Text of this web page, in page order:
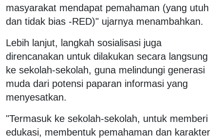
masyarakat mendapat pemahaman (yang utuh
dan tidak bias -RED)" ujarnya menambahkan.
Lebih lanjut, langkah sosialisasi juga
direncanakan untuk dilakukan secara langsung
ke sekolah-sekolah, guna melindungi generasi
muda dari potensi paparan informasi yang
menyesatkan.
"Termasuk ke sekolah-sekolah, untuk memberi
edukasi, membentuk pemahaman dan karakter